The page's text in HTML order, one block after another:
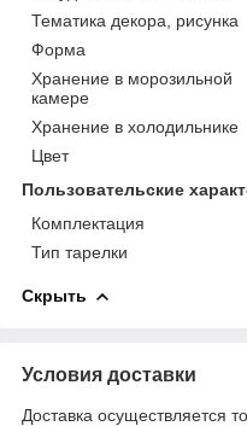
Тематика декора, рисунка
Форма
Хранение в морозильной
камере
Хранение в холодильнике
Цвет
Пользовательские
Комплектация
Тип тарелки
Скрыть
Условия доставки
Доставка осуществляется